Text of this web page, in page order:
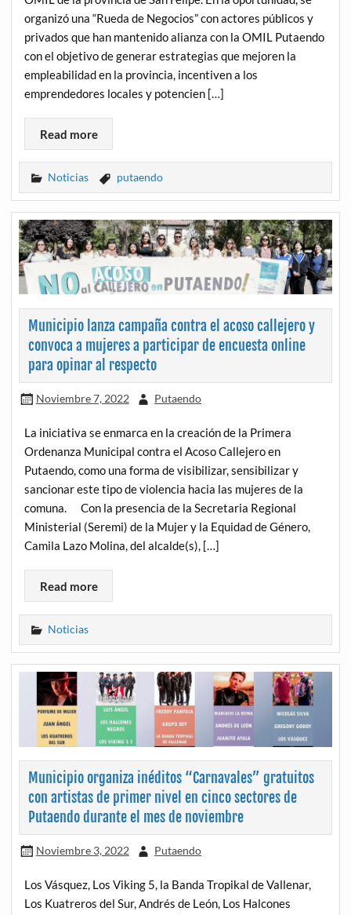
organizó una “Rueda de Negocios” con actores públicos y
privados que han mantenido alianza con la OMIL Putaendo
con el objetivo de generar estrategias que mejoren la
empleabilidad en la provincia, incentiven a los
emprendedores locales y potencien […]
Read more
Noticias putaendo
Municipio lanza campaña contra el acoso callejero y
convoca a mujeres a participar de encuesta online
para opinar al respecto
Noviembre 7, 2022 Putaendo
La iniciativa se enmarca en la creación de la Primera
Ordenanza Municipal contra el Acoso Callejero en
Putaendo, como una forma de visibilizar, sensibilizar y
sancionar este tipo de violencia hacia las mujeres de la
comuna. Con la presencia de la Secretaria Regional
Ministerial (Seremi) de la Mujer y la Equidad de Género,
Camila Lazo Molina, del alcalde(s), […]
Read more
Noticias
Municipio organiza inéditos “Carnavales” gratuitos
con artistas de primer nivel en cinco sectores de
Putaendo durante el mes de noviembre
Noviembre 3, 2022 Putaendo
Los Vásquez, Los Viking 5, la Banda Tropikal de Vallenar,
Los Kuatreros del Sur, Andrés de León, Los Halcones